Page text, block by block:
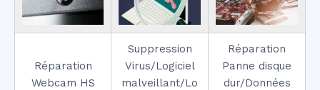
Réparation
Webcam HS
Suppression
Virus/Logiciel
malveillant/Lo
Réparation
Panne disque
dur/Données